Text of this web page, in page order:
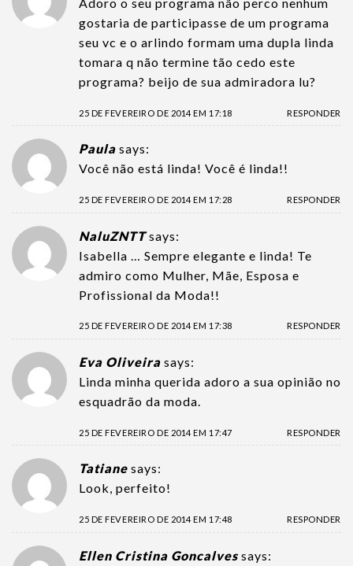
gostaria de participasse de um programa
seu vc e o arlindo formam uma dupla linda
tomara q não termine tão cedo este
programa? beijo de sua admiradora lu?
25 DE FEVEREIRO DE 2014 EM 17:18 RESPONDER
Paula says:
Você não está linda! Você é linda!!
25 DE FEVEREIRO DE 2014 EM 17:28 RESPONDER
NaluZNTT says:
Isabella … Sempre elegante e linda! Te
admiro como Mulher, Mãe, Esposa e
Profissional da Moda!!
25 DE FEVEREIRO DE 2014 EM 17:38 RESPONDER
Eva Oliveira says:
Linda minha querida adoro a sua opinião no
esquadrão da moda.
25 DE FEVEREIRO DE 2014 EM 17:47 RESPONDER
Tatiane says:
Look, perfeito!
25 DE FEVEREIRO DE 2014 EM 17:48 RESPONDER
Ellen Cristina Goncalves says: